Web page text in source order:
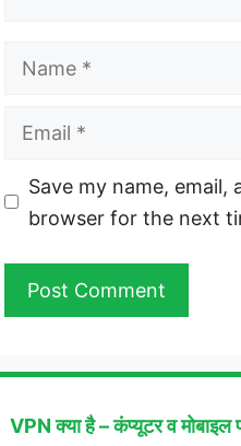
Name
Email
Website
Save my name, email,
browser for the next
VPN क्या है – कंप्यूटर व